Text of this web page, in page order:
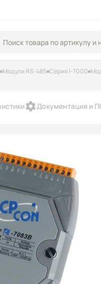
Модули RS-485 Серия I-7000
Документация и